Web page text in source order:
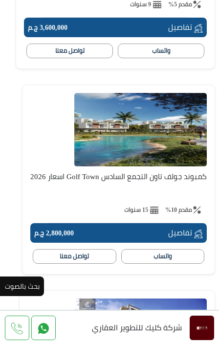
مقدم 5% 9 سنوات
تفاصيل 3,600,000 ج.م
واتساب تواصل معنا
كمبوند جولف تاون التجمع السادس Golf Town اسعار 2026
مقدم 10% 15 سنوات
تفاصيل 2,800,000 ج.م
واتساب تواصل معنا
بحث بالصوت
شركة كليك للتطوير العقاري